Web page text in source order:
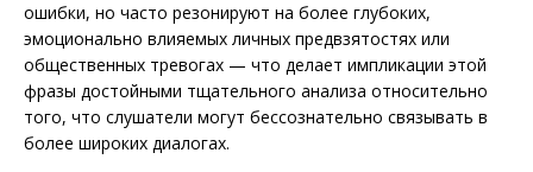
ошибки, но часто резонируют на более глубоких,
эмоционально влияемых личных предвзятостях или
общественных тревогах — что делает импликации этой
фразы достойными тщательного анализа относительно
того, что слушатели могут бессознательно связывать в
более широких диалогах.